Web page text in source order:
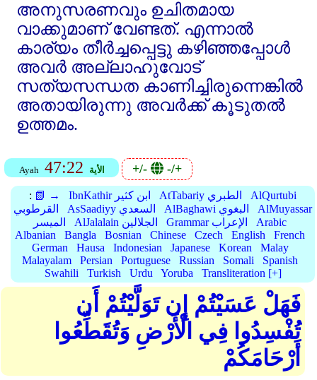
അനുസരണവും ഉചിതമായ
വാക്കുമാണ്‌ വേണ്ടത്‌. എന്നാല്‍
കാര്യം തീര്‍ച്ചപ്പെട്ടു കഴിഞ്ഞപ്പോള്‍
അവര്‍ അല്ലാഹുവോട്‌
സത്യസന്ധത കാണിച്ചിരുന്നെങ്കില്‍
അതായിരുന്നു അവര്‍ക്ക്‌ കൂടുതല്‍
ഉത്തമം.
Ayah 47:22 الأية +/- -/+
: 📗 → IbnKathir ابن كثير AtTabariy الطبري
AlQurtubi
القرطوبي
AsSaadiyy السعدي AlBaghawi البغوي
AlMuyassar
الميسر
AlJalalain الجلالين Grammar الإعراب
Arabic
Albanian
Bangla Bosnian Chinese Czech English
French
German
Hausa Indonesian Japanese Korean
Malay
Malayalam
Persian Portuguese Russian Somali
Spanish
Swahili
Turkish Urdu Yoruba Transliteration [+]
فَهَلْ عَسَيْتُمْ إِن تَوَلَّيْتُمْ أَن
تُفْسِدُوا فِي الْأَرْضِ وَتُقَطِّعُوا
أَرْحَامَكُمْ